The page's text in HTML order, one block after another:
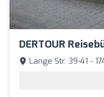
DERTOUR
Lange Str. 39-41 -